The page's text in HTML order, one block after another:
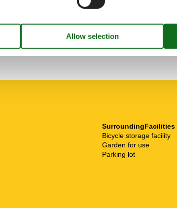
Room:
4
SurroundingFacilities
Bicycle storage facility
Garden for use
Parking lot